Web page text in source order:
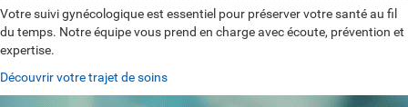
Votre suivi gynécologique est essentiel pour préserver votre santé au fil
du temps. Notre équipe vous prend en charge avec écoute, prévention et
expertise.
Découvrir votre trajet de soins